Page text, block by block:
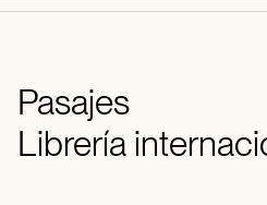
Pasajes
Librería